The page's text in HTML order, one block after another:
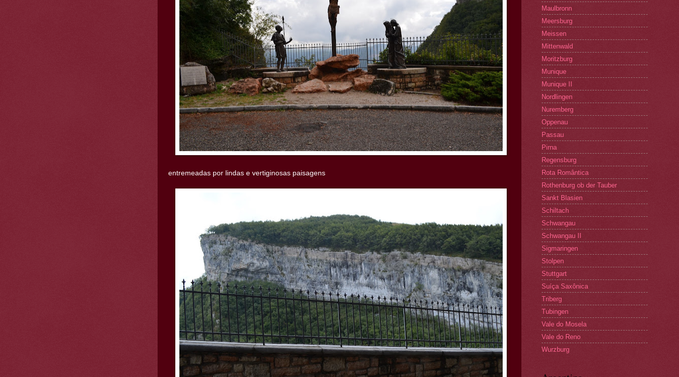
entremeadas por lindas e vertiginosas paisagens
Maulbronn
Meersburg
Meissen
Mittenwald
Moritzburg
Munique
Munique II
Nordlingen
Nuremberg
Oppenau
Passau
Pirna
Regensburg
Rota Romântica
Rothenburg ob der Tauber
Sankt Blasien
Schiltach
Schwangau
Schwangau II
Sigmaringen
Stolpen
Stuttgart
Suíça Saxônica
Triberg
Tubingen
Vale do Mosela
Vale do Reno
Wurzburg